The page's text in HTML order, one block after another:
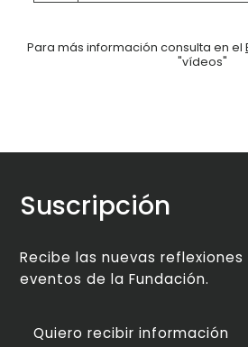
Para más información consulta en el
"vídeos"
Suscripción
Recibe las nuevas
eventos de la Fundación.
Quiero recibir información